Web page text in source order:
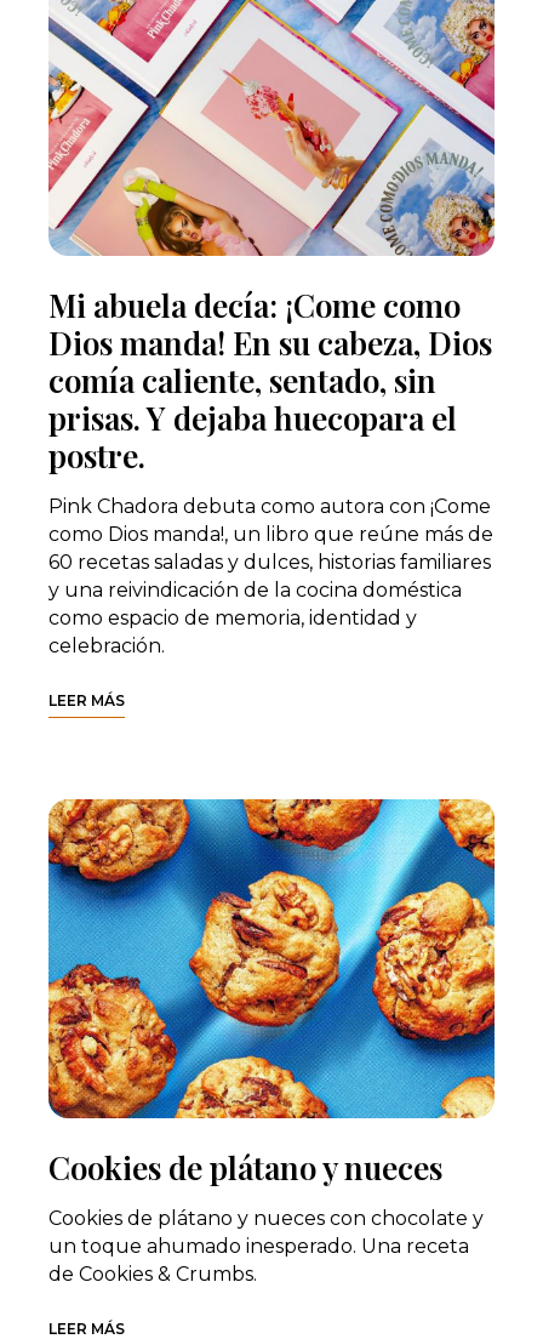
Mi abuela decía: ¡Come como
Dios manda! En su cabeza, Dios
comía caliente, sentado, sin
prisas. Y dejaba huecopara el
postre.
Pink Chadora debuta como autora con ¡Come
como Dios manda!, un libro que reúne más de
60 recetas saladas y dulces, historias familiares
y una reivindicación de la cocina doméstica
como espacio de memoria, identidad y
celebración.
LEER MÁS
Cookies de plátano y nueces
Cookies de plátano y nueces con chocolate y
un toque ahumado inesperado. Una receta
de Cookies & Crumbs.
LEER MÁS